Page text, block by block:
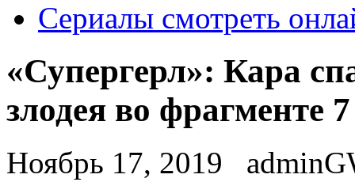
Сериалы смотреть
«Супергерл»: Кара
злодея во фрагменте
Ноябрь 17, 2019